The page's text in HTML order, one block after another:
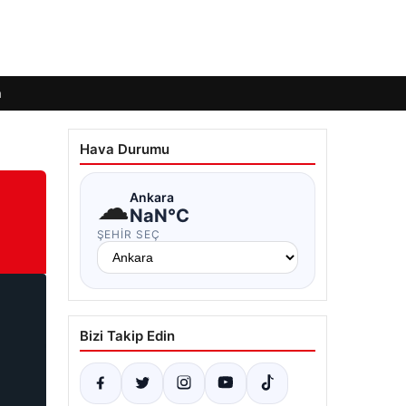
Hava Durumu
☁Ankara
NaN°C
ŞEHIR SEÇ
Bizi Takip Edin